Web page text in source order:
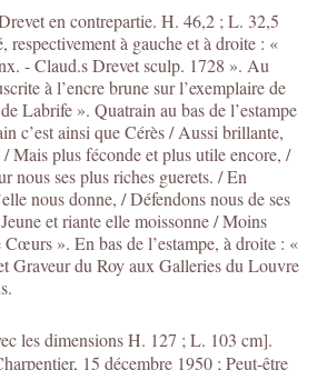
en contrepartie. H. 46,2 ; L. 32,5
respectivement à gauche et à droite : «
- Claud.s Drevet sculp. 1728 ». Au
à l’encre brune sur l’exemplaire de
Labrife ». Quatrain au bas de l’estampe
c’est ainsi que Cérès / Aussi brillante,
Mais plus féconde et plus utile encore, /
nous ses plus riches guerets. / En
nous donne, / Défendons nous de ses
et riante elle moissonne / Moins
Cœurs ». En bas de l’estampe, à droite : «
Graveur du Roy aux Galleries du Louvre
les dimensions H. 127 ; L. 103 cm].
15 décembre 1950 ; Peut-être